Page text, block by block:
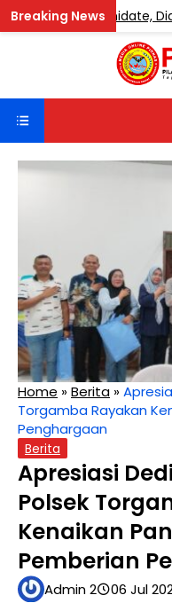
Etomidate, Diduga
Home »Berita »
Torgamba Rayakan
Penghargaan
Berita
Apresiasi
Polsek
Kenaikan
Pemberian
Admin 2
06 Jul